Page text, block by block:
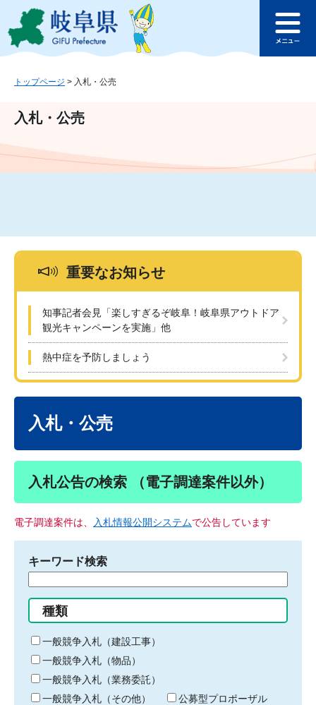
ジ
ュ
文
このページの本文へ
ュ
トップページ > 入札・公売
入札・公売
重要なお知らせ
知事記者会見「楽しすぎるぞ岐阜！岐阜県アウトドア
観光キャンペーンを実施」他
熱中症を予防しましょう
入札・公売
入札公告の検索 （電子調達案件以外）
電子調達案件は、 入札情報公開システムで公告しています
キーワード検索
る
キ
ー
ワ
ー
ド
種類
一般競争入札（建設工事）
一般競争入札（物品）
一般競争入札（業務委託）
一般競争入札（その他）
公募型プロポーザル